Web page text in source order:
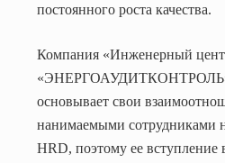
постоянного роста качества.
Компания «Инженерный
основывает свои
нанимаемыми сотрудниками
HRD, поэтому ее вступление